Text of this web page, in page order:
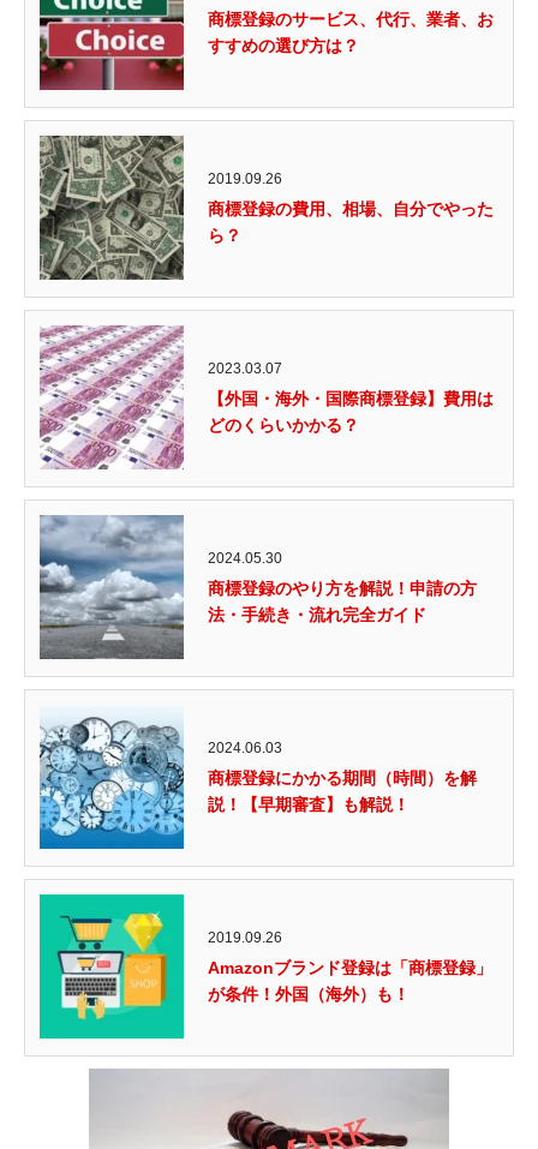
商標登録のサービス、代行、業者、お
すすめの選び方は？
2019.09.26
商標登録の費用、相場、自分でやった
ら？
2023.03.07
【外国・海外・国際商標登録】費用は
どのくらいかかる？
2024.05.30
商標登録のやり方を解説！申請の方
法・手続き・流れ完全ガイド
2024.06.03
商標登録にかかる期間（時間）を解
説！【早期審査】も解説！
2019.09.26
Amazonブランド登録は「商標登録」
が条件！外国（海外）も！